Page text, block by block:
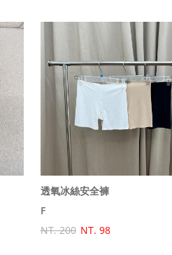
透氧冰絲安全褲
F
NT. 200 NT. 98